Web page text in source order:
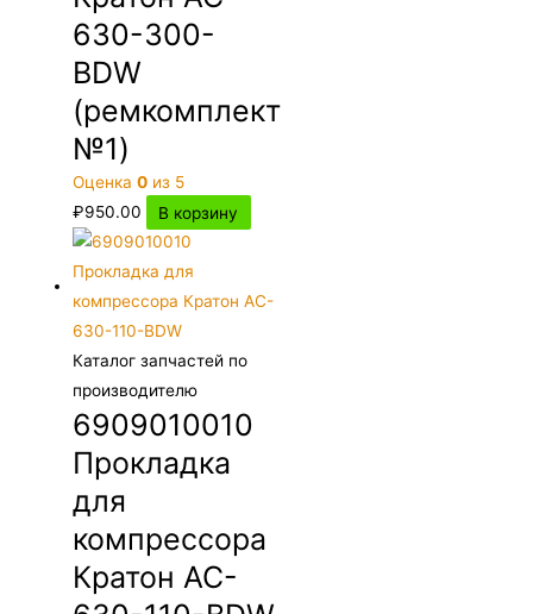
630-300-
BDW
(ремкомплект
№1)
Оценка0 из 5
₽950.00 В корзину
Каталог запчастей по
производителю
6909010010
Прокладка
для
компрессора
Кратон AC-